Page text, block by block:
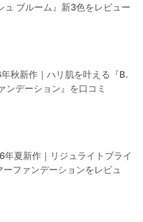
ュ ブルーム』新3色をレビュー
秋新作｜ハリ肌を叶える『B.
ンデーション』を口コミ
年夏新作｜リジュライトブライ
ーファンデーションをレビュ